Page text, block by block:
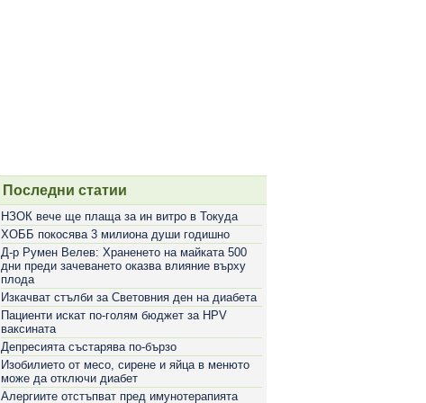
Последни статии
НЗОК вече ще плаща за ин витро в Токуда
ХОББ покосява 3 милиона души годишно
Д-р Румен Велев: Храненето на майката 500
дни преди зачеването оказва влияние върху
плода
Изкачват стълби за Световния ден на диабета
Пациенти искат по-голям бюджет за HPV
ваксината
Депресията състарява по-бързо
Изобилието от месо, сирене и яйца в менюто
може да отключи диабет
Алергиите отстъпват пред имунотерапията